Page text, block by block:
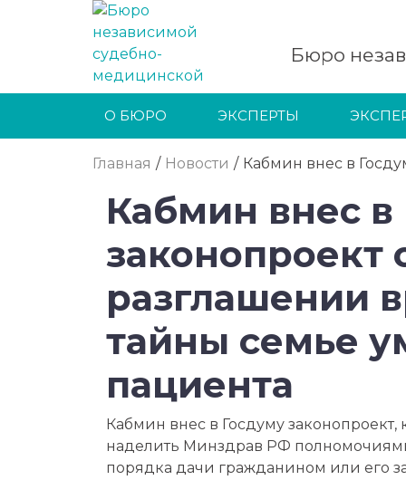
Лицензия Л041-01022-56/00562818
Бюро
О БЮРО ЭКСПЕРТЫ
Главная / Новости / Кабмин внес в
Кабмин внес в
законопроект
разглашении
тайны семье
пациента
Кабмин внес в Госдуму законопроект,
наделить Минздрав РФ
порядка дачи гражданином или его